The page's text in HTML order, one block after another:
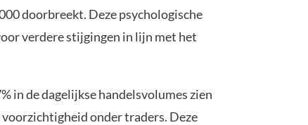
doorbreekt. Deze psychologische
verdere stijgingen in lijn met het
in de dagelijkse handelsvolumes zien
onder traders. Deze